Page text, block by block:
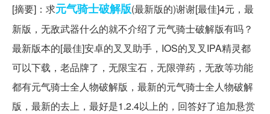
[摘要]：求元气骑士破解版(最新版的)谢谢[最佳]4元，最
新版，无敌武器什么的就不介绍了元气骑士破解版有吗？
最新版本的[最佳]安卓的叉叉助手，IOS的叉叉IPA精灵都
可以下载，老品牌了，无限宝石，无限弹药，无敌等功能
都有元气骑士全人物破解版，最新的元气骑士全人物破解
版，最新的去上，最好是1.2.4以上的，回答好了追加悬赏